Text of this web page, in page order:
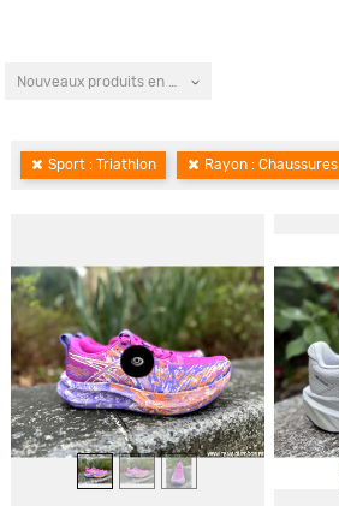
Nouveaux produits en premier
Sport : Triathlon Rayon : Chaussures